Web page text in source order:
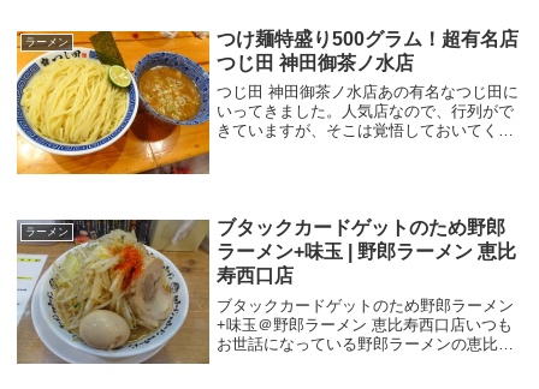
ラーメン
つけ麺特盛り500グラム！超有名店
つじ田 神田御茶ノ水店
つじ田 神田御茶ノ水店あの有名なつじ田に
いってきました。人気店なので、行列がで
きていますが、そこは覚悟しておいてくだ
ラーメン
ブタックカードゲットのため野郎
ラーメン+味玉 | 野郎ラーメン 恵比
寿西口店
ブタックカードゲットのため野郎ラーメン
+味玉＠野郎ラーメン 恵比寿西口店いつも
お世話になっている野郎ラーメンの恵比寿